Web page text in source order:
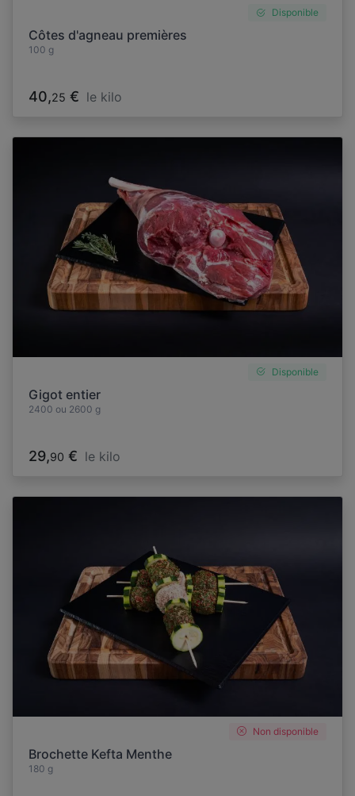
Disponible
Côtes d'agneau premières
100 g
40,25 € le kilo
Disponible
Gigot entier
2400 ou 2600 g
29,90 € le kilo
Non disponible
Brochette Kefta Menthe
180 g